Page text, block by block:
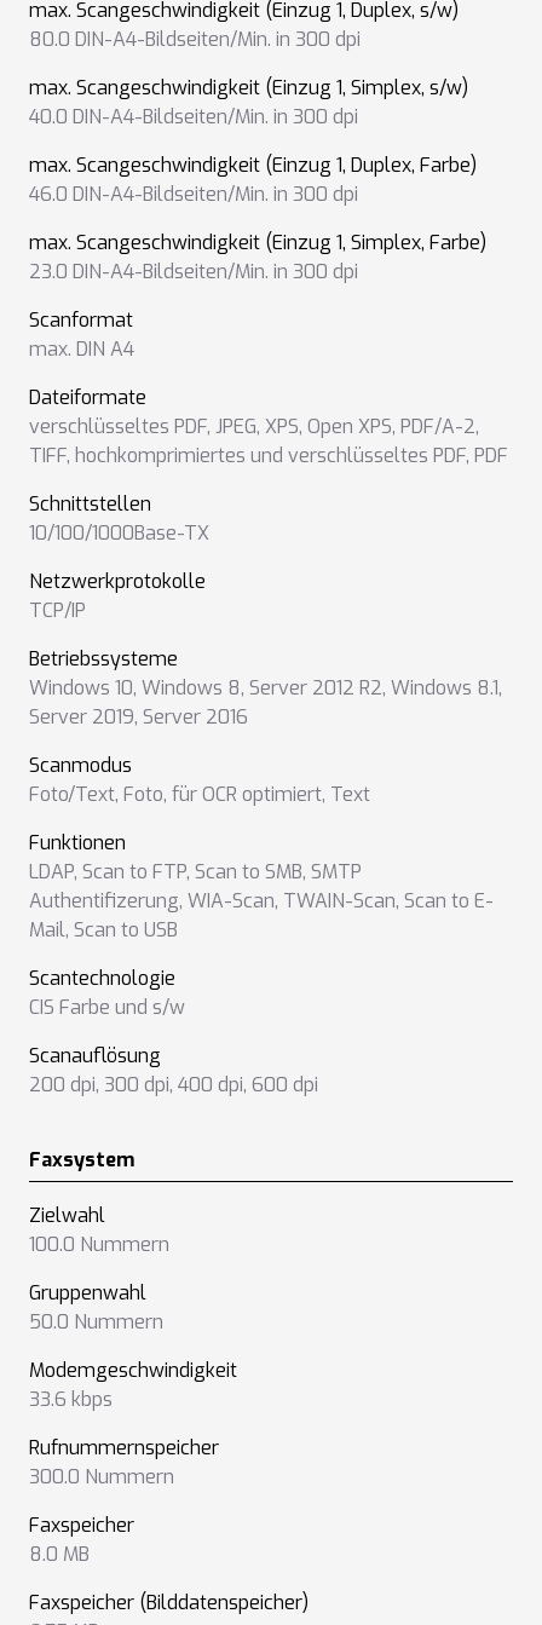
max. Scangeschwindigkeit (Einzug 1, Duplex, s/w)
80.0 DIN-A4-Bildseiten/Min. in 300 dpi
max. Scangeschwindigkeit (Einzug 1, Simplex, s/w)
40.0 DIN-A4-Bildseiten/Min. in 300 dpi
max. Scangeschwindigkeit (Einzug 1, Duplex, Farbe)
46.0 DIN-A4-Bildseiten/Min. in 300 dpi
max. Scangeschwindigkeit (Einzug 1, Simplex, Farbe)
23.0 DIN-A4-Bildseiten/Min. in 300 dpi
Scanformat
max. DIN A4
Dateiformate
verschlüsseltes PDF, JPEG, XPS, Open XPS, PDF/A-2,
TIFF, hochkomprimiertes und verschlüsseltes PDF, PDF
Schnittstellen
10/100/1000Base-TX
Netzwerkprotokolle
TCP/IP
Betriebssysteme
Windows 10, Windows 8, Server 2012 R2, Windows 8.1,
Server 2019, Server 2016
Scanmodus
Foto/Text, Foto, für OCR optimiert, Text
Funktionen
LDAP, Scan to FTP, Scan to SMB, SMTP
Authentifizerung, WIA-Scan, TWAIN-Scan, Scan to E-
Mail, Scan to USB
Scantechnologie
CIS Farbe und s/w
Scanauflösung
200 dpi, 300 dpi, 400 dpi, 600 dpi
Faxsystem
Zielwahl
100.0 Nummern
Gruppenwahl
50.0 Nummern
Modemgeschwindigkeit
33.6 kbps
Rufnummernspeicher
300.0 Nummern
Faxspeicher
8.0 MB
Faxspeicher (Bilddatenspeicher)